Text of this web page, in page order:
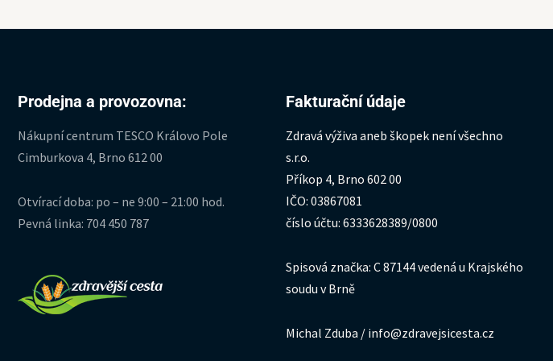
Prodejna a provozovna:
Nákupní centrum TESCO Královo Pole
Cimburkova 4, Brno 612 00
Otvírací doba: po – ne 9:00 – 21:00 hod.
Pevná linka: 704 450 787
Fakturační údaje
Zdravá výživa aneb škopek není všechno
s.r.o.
Příkop 4, Brno 602 00
IČO: 03867081
číslo účtu: 6333628389/0800
Spisová značka: C 87144 vedená u Krajského
soudu v Brně
Michal Zduba / info@zdravejsicesta.cz